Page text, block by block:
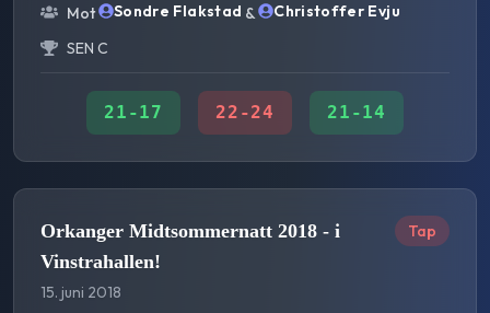
Mot
Sondre Flakstad &
Christoffer Evju
SEN C
21 -17 22 -24 21 -14
Orkanger Midtsommernatt 2018 - i
Vinstrahallen!
15. juni 2018
Tap